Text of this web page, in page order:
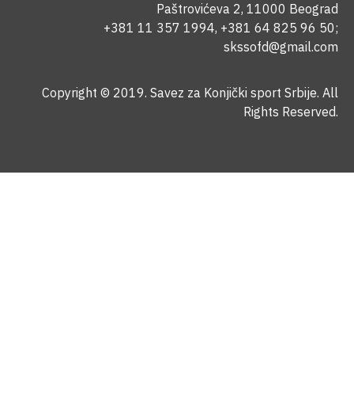
Paštrovićeva 2, 11000 Beograd
+381 11 357 1994, +381 64 825 96 50;
skssofd@gmail.com
Copyright © 2019. Savez za Konjički sport Srbije. All
Rights Reserved.